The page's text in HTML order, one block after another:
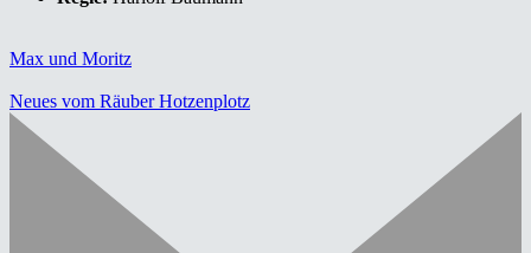
Max und Moritz
Neues vom Räuber Hotzenplotz